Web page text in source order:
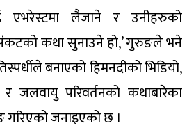
एभरेस्टमा लैजाने र उनीहरुको
कथा सुनाउने हो,’ गुरुङले भने
बनाएको हिमनदीको भिडियो,
जलवायु परिवर्तनको कथाबारेका
गरिएको जनाइएको छ ।